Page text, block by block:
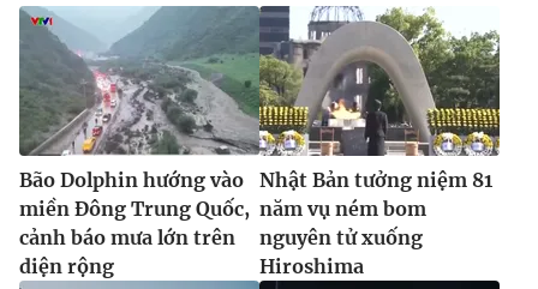
Bão Dolphin hướng vào
miền Đông Trung Quốc,
cảnh báo mưa lớn trên
diện rộng
Nhật Bản tưởng niệm 81
năm vụ ném bom
nguyên tử xuống
Hiroshima